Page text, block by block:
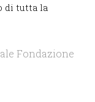
di tutta la
Fondazione